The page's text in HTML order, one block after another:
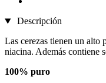
Descripción
Las cerezas tienen un
niacina. Además contiene
100% puro